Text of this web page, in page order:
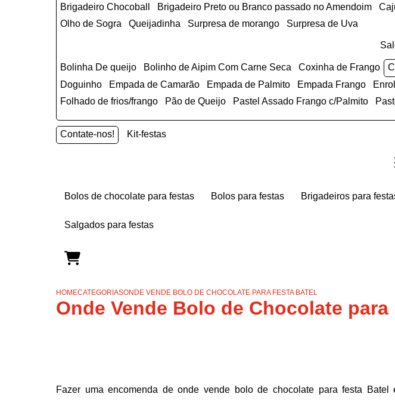
Brigadeiro Chocoball
Brigadeiro Preto ou Branco passado no Amendoim
Olho de Sogra
Queijadinha Surpresa de morango Surpresa de Uva
Bolinha De queijo Bolinho de Aipim Com Carne Seca Coxinha de Frango
Doguinho
Empada de Camarão Empada de Palmito Empada Frango
Folhado de frios/frango
Pão de Queijo Pastel Assado Frango c/Palmito
Contate-nos! Kit-festas
bolos de chocolate para festas bolos para festas brigadeiros para
salgados para festas
HOMECATEGORIASONDE VENDE BOLO DE CHOCOLATE PARA FESTA BATEL
Onde Vende Bolo de Chocolate para
Fazer uma encomenda de onde vende bolo de chocolate para festa